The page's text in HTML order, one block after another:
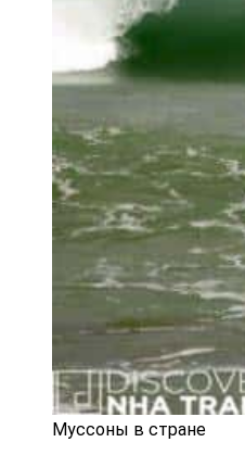
Муссоны в стране